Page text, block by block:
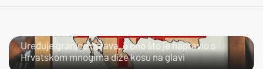
ULJEPŠAO IH JE
Uređuje granice država, a ono što je napravio s
Hrvatskom mnogima diže kosu na glavi